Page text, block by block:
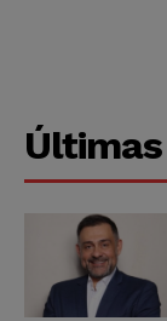
Últimas